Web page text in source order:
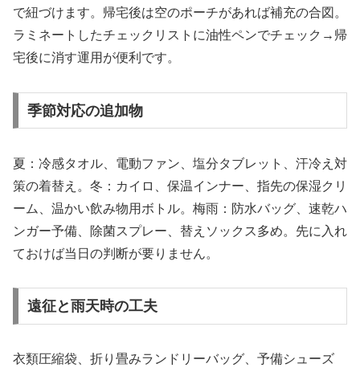
で紐づけます。帰宅後は空のポーチがあれば補充の合図。
ラミネートしたチェックリストに油性ペンでチェック→帰
宅後に消す運用が便利です。
季節対応の追加物
夏：冷感タオル、電動ファン、塩分タブレット、汗冷え対
策の着替え。冬：カイロ、保温インナー、指先の保湿クリ
ーム、温かい飲み物用ボトル。梅雨：防水バッグ、速乾ハ
ンガー予備、除菌スプレー、替えソックス多め。先に入れ
ておけば当日の判断が要りません。
遠征と雨天時の工夫
衣類圧縮袋、折り畳みランドリーバッグ、予備シューズ